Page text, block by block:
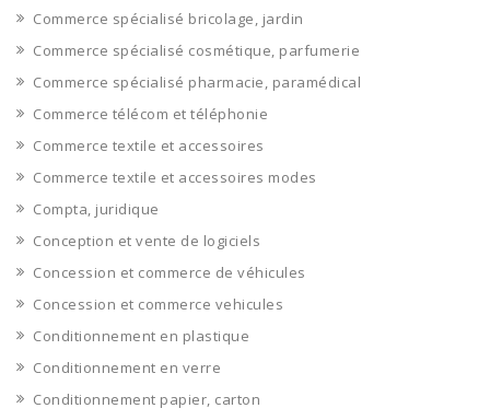
Commerce spécialisé bricolage, jardin
Commerce spécialisé cosmétique, parfumerie
Commerce spécialisé pharmacie, paramédical
Commerce télécom et téléphonie
Commerce textile et accessoires
Commerce textile et accessoires modes
Compta, juridique
Conception et vente de logiciels
Concession et commerce de véhicules
Concession et commerce vehicules
Conditionnement en plastique
Conditionnement en verre
Conditionnement papier, carton